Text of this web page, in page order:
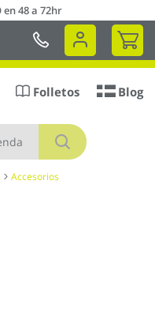
en 48 a 72hr
Mi
Buscar
Folletos Blog
Accesorios